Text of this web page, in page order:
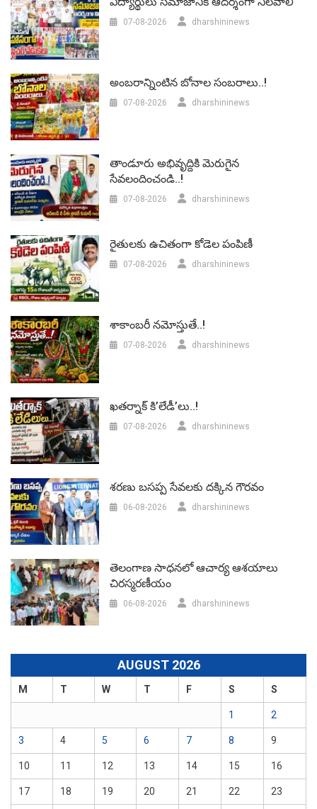
07-08-2026 dharshininews
అంబరాన్నింటిన బోనాల సంబరాలు..!
07-08-2026 dharshininews
తాండూరు అభివృద్దికి మెరుగైన
సేవలందించండి..!
07-08-2026 dharshininews
రైతులకు ఉచితంగా కోడెల పంపిణీ
07-08-2026 dharshininews
శాకాంబరీ నమోస్తుతే..!
07-08-2026 dharshininews
ఖతర్నాక్ కి’లేడీ’లు..!
07-08-2026 dharshininews
శరణు బసప్ప సేవలకు దక్కిన గౌరవం
06-08-2026 dharshininews
తెలంగాణ సాధనలో ఆచార్య ఆశయాలు
చిరస్మరణీయం
06-08-2026 dharshininews
AUGUST 2026
M T W T F S S
1 2
3 4 5 6 7 8 9
10 11 12 13 14 15 16
17 18 19 20 21 22 23